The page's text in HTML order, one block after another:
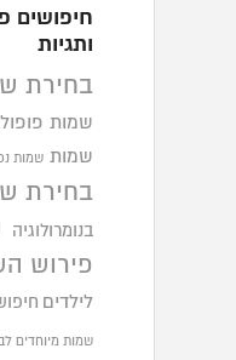
חיפושים
ותגיות
בחירת
שמות
שמות שמות
בחירת
בנומרולוגיה
פירוש
לילדים
שמות מיוחדים